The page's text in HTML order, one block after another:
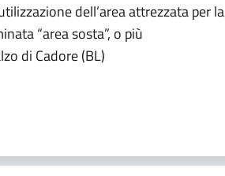
dell’area attrezzata per la
“area sosta”, o più
di Cadore (BL)